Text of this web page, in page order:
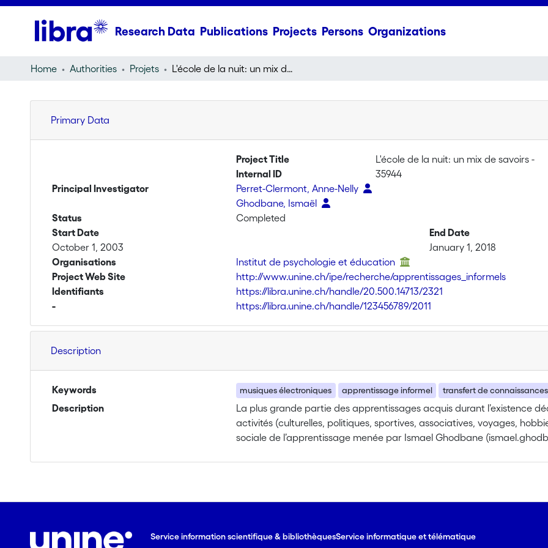
Research Data Publications Projects Persons Organizations
Home Authorities Projets L'école de la nuit: un mix de savoirs -
Primary Data
Project Title
L'école de la nuit: un mix de savoirs -
Internal ID
35944
Principal Investigator
Perret-Clermont, Anne-Nelly
Ghodbane, Ismaël
Status
Completed
Start Date
October 1, 2003
End Date
January 1, 2018
Organisations
Institut de psychologie et éducation
Project Web Site
http://www.unine.ch/ipe/recherche/apprentissages_informels
Identifiants
https://libra.unine.ch/handle/20.500.14713/2321
-
https://libra.unine.ch/handle/123456789/2011
Description
Keywords musiques électroniques apprentissage informel transfert de connaissances
Description
La plus grande partie des apprentissages acquis durant l’existence
activités (culturelles, politiques, sportives, associatives, voyages,
sociale de l’apprentissage menée par Ismael Ghodbane
associative, familiale, etc.), qui pourraient être liées à des processus
Service information scientifique & bibliothèquesService informatique et télématique